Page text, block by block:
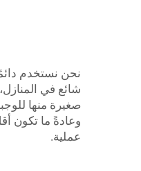
نحن نستخدم
صغيرة منها
وعادةً ما تكون
عملية.